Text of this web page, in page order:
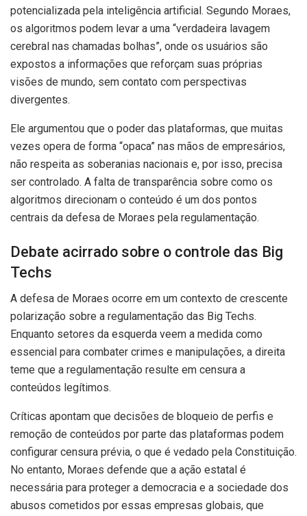
potencializada pela inteligência artificial. Segundo Moraes,
os algoritmos podem levar a uma “verdadeira lavagem
cerebral nas chamadas bolhas”, onde os usuários são
expostos a informações que reforçam suas próprias
visões de mundo, sem contato com perspectivas
divergentes.
Ele argumentou que o poder das plataformas, que muitas
vezes opera de forma “opaca” nas mãos de empresários,
não respeita as soberanias nacionais e, por isso, precisa
ser controlado. A falta de transparência sobre como os
algoritmos direcionam o conteúdo é um dos pontos
centrais da defesa de Moraes pela regulamentação.
Debate acirrado sobre o controle das Big
Techs
A defesa de Moraes ocorre em um contexto de crescente
polarização sobre a regulamentação das Big Techs.
Enquanto setores da esquerda veem a medida como
essencial para combater crimes e manipulações, a direita
teme que a regulamentação resulte em censura a
conteúdos legítimos.
Críticas apontam que decisões de bloqueio de perfis e
remoção de conteúdos por parte das plataformas podem
configurar censura prévia, o que é vedado pela Constituição.
No entanto, Moraes defende que a ação estatal é
necessária para proteger a democracia e a sociedade dos
abusos cometidos por essas empresas globais, que